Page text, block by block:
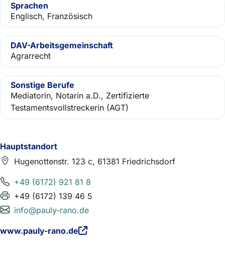
Hauptstandort
Hugenottenstr. 123 c, 61381 Friedrichsdorf
+49 (6172) 921 81 8
+49 (6172) 139 46 5
info@pauly-rano.de
www.pauly-rano.de
Sprachen
Englisch, Französisch
DAV-Arbeitsgemeinschaft
Agrarrecht
Sonstige Berufe
Mediatorin, Notarin a.D., Zertifizierte
Testamentsvollstreckerin (AGT)